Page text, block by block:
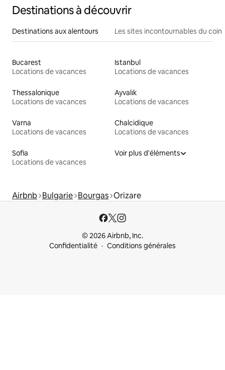
Destinations à découvrir
Destinations aux alentours Les sites incontournables du coin
Bucarest
Locations de vacances
Istanbul
Locations de vacances
Thessalonique
Locations de vacances
Ayvalık
Locations de vacances
Varna
Locations de vacances
Chalcidique
Locations de vacances
Sofia
Locations de vacances
Voir plus d'éléments
Airbnb Bulgarie Bourgas Orizare
© 2026 Airbnb, Inc.
Confidentialité
Conditions générales